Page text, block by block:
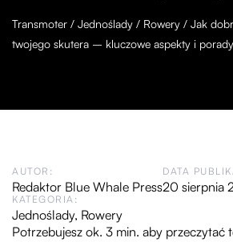
Transmoter / Jednoślady / Rowery / Jak
twojego skutera – kluczowe aspekty i porady
AUTOR:
Redaktor Blue Whale Press
DATA
20 sierpnia
KATEGORIA:
Jednoślady, Rowery
Potrzebujesz ok. 3 min. aby przeczytać